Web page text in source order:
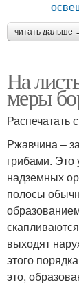
читать дальше
На
меры
Распечатать
Ржавчина –
грибами. Это
надземных
полосы
выходят
этого
это,